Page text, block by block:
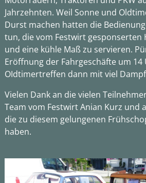
Jahrzehnten. Weil Sonne und
Durst machen hatten die
tun, die vom Festwirt gesponserten
und eine kühle Maß zu servieren.
Eröffnung der Fahrgeschäfte um 14
OIdtimertreffen dann mit viel
Vielen Dank an die vielen
Team vom Festwirt Anian Kurz und
die zu diesem gelungenen
haben.